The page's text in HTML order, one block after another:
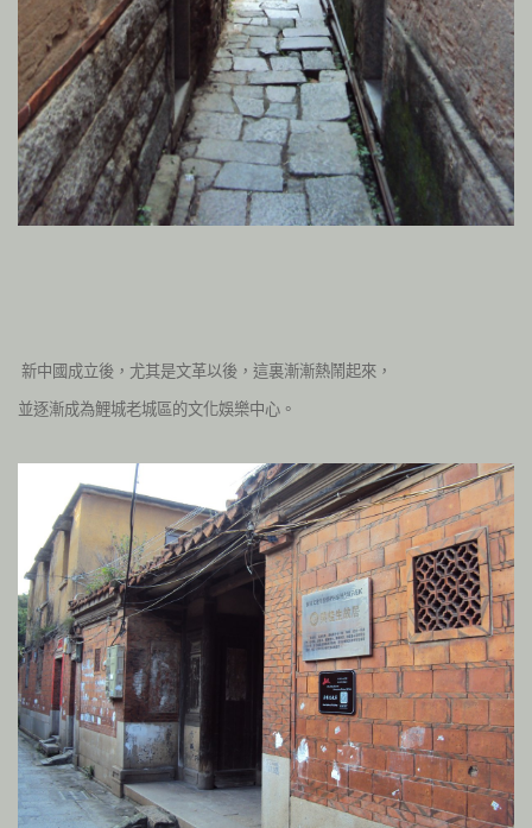
新中國成立後，尤其是文革以後，這裏漸漸熱鬧起來，
並逐漸成為鯉城老城區的文化娛樂中心。